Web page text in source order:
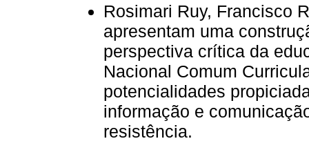
Rosimari Ruy, Francisco
apresentam uma
perspectiva crítica da
Nacional Comum
potencialidades
informação e
resistência.